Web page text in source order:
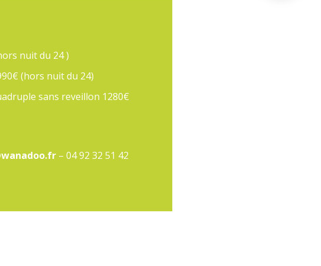
nuit du 24 )
(hors nuit du 24)
sans reveillon 1280€
– 04 92 32 51 42